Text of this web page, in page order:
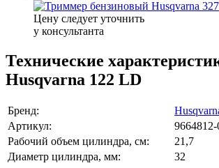
Цену следует уточнить
у консультанта
Технические
Husqvarna 122 LD
Бренд:
Артикул:
9664812-
Рабочий объем цилиндра, см:
21,7
Диаметр цилиндра, мм:
32